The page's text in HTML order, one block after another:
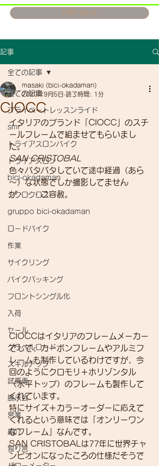
お問い合わせ
記事
全ての記事
プライベートレッスンライド
smr
トライアスロンバイク
トライアスロン
bici-okadaman
シクロクロス
gruppo bici-okadaman
ロードバイク
作業
サイクリング
バイクパッキング
フロントシングル化
入荷
セール
グラベルロード
スキルアップ
試乗車
展示会
営業
紹介
独り言
全ての記事
CIOCC
masaki (bici-okadaman)
2020年9月5日 読了時間: 1分
イタリアのブランド「CIOCC」のスチ
ールフレームで組ませてもらいまし
た。
SAN CRISTOBAL
色々バタバタしていて途中経過（あら
～）な状態でしか撮影してません
が・・・ご容赦。
CIOCCはイタリアのフレームメーカー
でして、カーボンフレームやアルミフ
レームも制作しているわけですが、今
回のようにクロモリ＋ホリゾンタル
（水平トップ）のフレームも製作して
くれています。
特にサイズ＋カラーオーダーに応えて
くれるという意味では「オンリーワン
なフレーム」なんです。
SAN CRISTOBALは77年に世界チャ
ンピオンになったころの仕様だそうで